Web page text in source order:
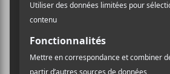
INSCRIPTION À